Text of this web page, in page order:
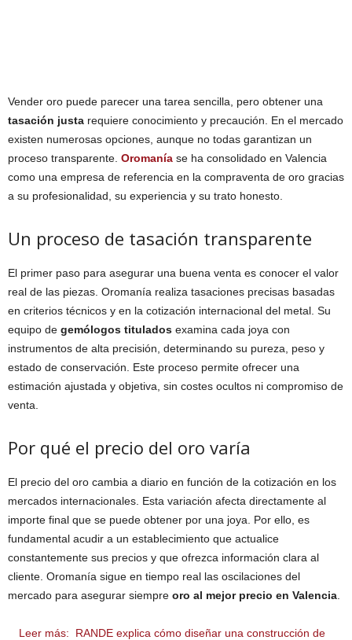
Vender oro puede parecer una tarea sencilla, pero obtener una
tasación justa requiere conocimiento y precaución. En el mercado
existen numerosas opciones, aunque no todas garantizan un
proceso transparente. Oromanía se ha consolidado en Valencia
como una empresa de referencia en la compraventa de oro gracias
a su profesionalidad, su experiencia y su trato honesto.
Un proceso de tasación transparente
El primer paso para asegurar una buena venta es conocer el valor
real de las piezas. Oromanía realiza tasaciones precisas basadas
en criterios técnicos y en la cotización internacional del metal. Su
equipo de gemólogos titulados examina cada joya con
instrumentos de alta precisión, determinando su pureza, peso y
estado de conservación. Este proceso permite ofrecer una
estimación ajustada y objetiva, sin costes ocultos ni compromiso de
venta.
Por qué el precio del oro varía
El precio del oro cambia a diario en función de la cotización en los
mercados internacionales. Esta variación afecta directamente al
importe final que se puede obtener por una joya. Por ello, es
fundamental acudir a un establecimiento que actualice
constantemente sus precios y que ofrezca información clara al
cliente. Oromanía sigue en tiempo real las oscilaciones del
mercado para asegurar siempre oro al mejor precio en Valencia
Leer más:
RANDE explica cómo diseñar una construcción de